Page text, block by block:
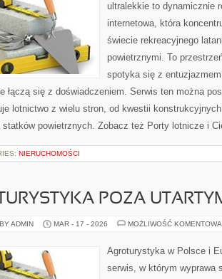
ultralekkie to dynamicznie
internetowa, która
świecie rekreacyjnego
powietrznymi. To
spotyka się z
łączą się z doświadczeniem. Serwis ten można
lotnictwo z wielu stron, od kwestii
statków powietrznych. Zobacz też Porty lotnicze i
NIERUCHOMOŚCI
POZA
ADMIN MAR - 17 - 2026 MOŻLIWOŚĆ
Agroturystyka w Polsce i
serwis, w którym wyprawa